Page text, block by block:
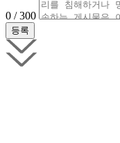
0 / 300